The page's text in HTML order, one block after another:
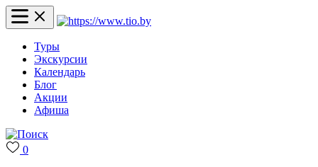
Туры
Экскурсии
Календарь
Блог
Акции
Афиша
0